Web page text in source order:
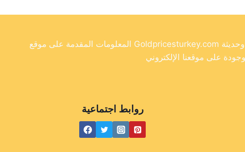
المعلومات المقدمة على موقع Goldpricesturkey.com مخصصة لأغراض إعلامية فقط ولا ينبغي اعتبارها نصيحة مالية. وفي حين أننا نسعى جاهدين لتوفير معلومات دقيقة وحديثة
روابط اجتماعية